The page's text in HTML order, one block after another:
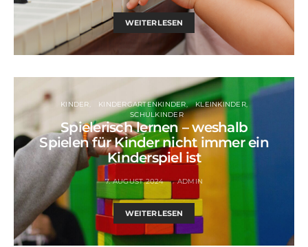
WEITERLESEN
KINDER KINDERGARTENKINDER
KLEINKINDER
SCHULKINDER
Spielerisch lernen – weshalb
Spielen für Kinder nicht immer ein
Kinderspiel ist
7. AUGUST 2024 ADMIN
WEITERLESEN